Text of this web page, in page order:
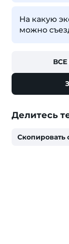
На какую
можно
Делитесь
Скопировать